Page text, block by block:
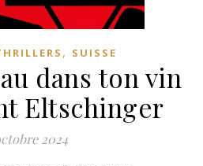
, SUISSE
dans ton vin
Eltschinger
2024